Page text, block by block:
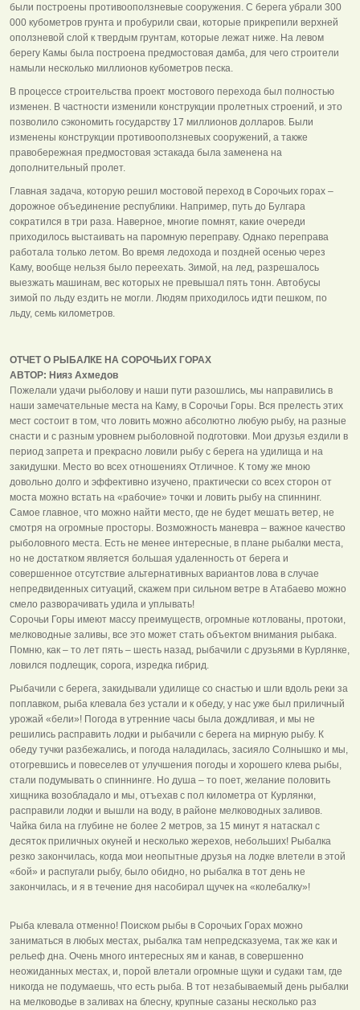
были построены противооползневые сооружения. С берега убрали 300
000 кубометров грунта и пробурили сваи, которые прикрепили верхней
оползневой слой к твердым грунтам, которые лежат ниже. На левом
берегу Камы была построена предмостовая дамба, для чего строители
намыли несколько миллионов кубометров песка.
В процессе строительства проект мостового перехода был полностью
изменен. В частности изменили конструкции пролетных строений, и это
позволило сэкономить государству 17 миллионов долларов. Были
изменены конструкции противооползневых сооружений, а также
правобережная предмостовая эстакада была заменена на
дополнительный пролет.
Главная задача, которую решил мостовой переход в Сорочьих горах –
дорожное объединение республики. Например, путь до Булгара
сократился в три раза. Наверное, многие помнят, какие очереди
приходилось выстаивать на паромную переправу. Однако переправа
работала только летом. Во время ледохода и поздней осенью через
Каму, вообще нельзя было переехать. Зимой, на лед, разрешалось
выезжать машинам, вес которых не превышал пять тонн. Автобусы
зимой по льду ездить не могли. Людям приходилось идти пешком, по
льду, семь километров.
ОТЧЕТ О РЫБАЛКЕ НА СОРОЧЬИХ ГОРАХ
АВТОР: Нияз Ахмедов
Пожелали удачи рыболову и наши пути разошлись, мы направились в
наши замечательные места на Каму, в Сорочьи Горы. Вся прелесть этих
мест состоит в том, что ловить можно абсолютно любую рыбу, на разные
снасти и с разным уровнем рыболовной подготовки. Мои друзья ездили в
период запрета и прекрасно ловили рыбу с берега на удилища и на
закидушки. Место во всех отношениях Отличное. К тому же мною
довольно долго и эффективно изучено, практически со всех сторон от
моста можно встать на «рабочие» точки и ловить рыбу на спиннинг.
Самое главное, что можно найти место, где не будет мешать ветер, не
смотря на огромные просторы. Возможность маневра – важное качество
рыболовного места. Есть не менее интересные, в плане рыбалки места,
но не достатком является большая удаленность от берега и
совершенное отсутствие альтернативных вариантов лова в случае
непредвиденных ситуаций, скажем при сильном ветре в Атабаево можно
смело разворачивать удила и уплывать!
Сорочьи Горы имеют массу преимуществ, огромные котлованы, протоки,
мелководные заливы, все это может стать объектом внимания рыбака.
Помню, как – то лет пять – шесть назад, рыбачили с друзьями в Курлянке,
ловился подлещик, сорога, изредка гибрид.
Рыбачили с берега, закидывали удилище со снастью и шли вдоль реки за
поплавком, рыба клевала без устали и к обеду, у нас уже был приличный
урожай «бели»! Погода в утренние часы была дождливая, и мы не
решились расправить лодки и рыбачили с берега на мирную рыбу. К
обеду тучки разбежались, и погода наладилась, засияло Солнышко и мы,
отогревшись и повеселев от улучшения погоды и хорошего клева рыбы,
стали подумывать о спиннинге. Но душа – то поет, желание половить
хищника возобладало и мы, отъехав с пол километра от Курлянки,
расправили лодки и вышли на воду, в районе мелководных заливов.
Чайка била на глубине не более 2 метров, за 15 минут я натаскал с
десяток приличных окуней и несколько жерехов, небольших! Рыбалка
резко закончилась, когда мои неопытные друзья на лодке влетели в этой
«бой» и распугали рыбу, было обидно, но рыбалка в тот день не
закончилась, и я в течение дня насобирал щучек на «колебалку»!
Рыба клевала отменно! Поиском рыбы в Сорочьих Горах можно
заниматься в любых местах, рыбалка там непредсказуема, так же как и
рельеф дна. Очень много интересных ям и канав, в совершенно
неожиданных местах, и, порой влетали огромные щуки и судаки там, где
никогда не подумаешь, что есть рыба. В тот незабываемый день рыбалки
на мелководье в заливах на блесну, крупные сазаны несколько раз